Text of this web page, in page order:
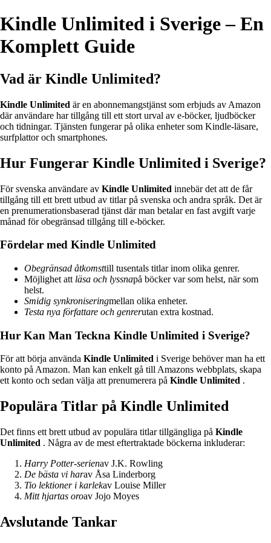
Kindle Unlimited i Sverige – En
Komplett Guide
Vad är Kindle Unlimited?
Kindle Unlimited är en abonnemangstjänst som erbjuds av Amazon
där användare har tillgång till ett stort urval av e-böcker, ljudböcker
och tidningar. Tjänsten fungerar på olika enheter som Kindle-läsare,
surfplattor och smartphones.
Hur Fungerar Kindle Unlimited i Sverige?
För svenska användare av Kindle Unlimited innebär det att de får
tillgång till ett brett utbud av titlar på svenska och andra språk. Det är
en prenumerationsbaserad tjänst där man betalar en fast avgift varje
månad för obegränsad tillgång till e-böcker.
Fördelar med Kindle Unlimited
Obegränsad åtkomsttill tusentals titlar inom olika genrer.
Möjlighet att läsa och lyssnapå böcker var som helst, när som
helst.
Smidig synkroniseringmellan olika enheter.
Testa nya författare och genrerutan extra kostnad.
Hur Kan Man Teckna Kindle Unlimited i Sverige?
För att börja använda Kindle Unlimited i Sverige behöver man ha ett
konto på Amazon. Man kan enkelt gå till Amazons webbplats, skapa
ett konto och sedan välja att prenumerera på Kindle Unlimited .
Populära Titlar på Kindle Unlimited
Det finns ett brett utbud av populära titlar tillgängliga på Kindle
Unlimited . Några av de mest eftertraktade böckerna inkluderar:
Harry Potter-serienav J.K. Rowling
De bästa vi harav Åsa Linderborg
Tio lektioner i karlekav Louise Miller
Mitt hjartas oroav Jojo Moyes
Avslutande Tankar